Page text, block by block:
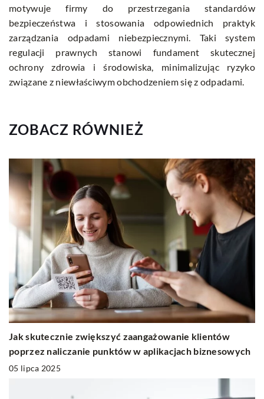
motywuje firmy do przestrzegania standardów
bezpieczeństwa i stosowania odpowiednich praktyk
zarządzania odpadami niebezpiecznymi. Taki system
regulacji prawnych stanowi fundament skutecznej
ochrony zdrowia i środowiska, minimalizując ryzyko
związane z niewłaściwym obchodzeniem się z odpadami.
ZOBACZ RÓWNIEŻ
Jak skutecznie zwiększyć zaangażowanie klientów
poprzez naliczanie punktów w aplikacjach biznesowych
05 lipca 2025